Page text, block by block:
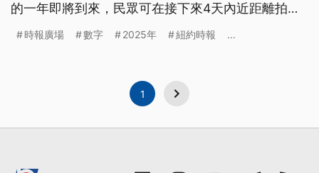
的一年即將到來，民眾可在接下來4天內近距離拍
時報廣場 數字 2025年 紐約時報 ...
1